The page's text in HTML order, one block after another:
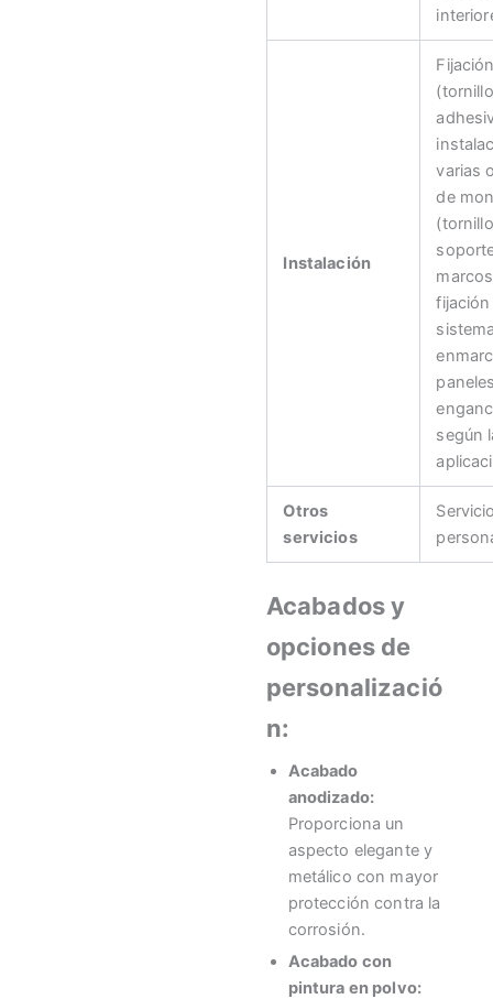
Instalación
varias
de
según
Otros
servicios
Acabados y
opciones de
personalizació
n:
Acabado
anodizado:
Proporciona un
aspecto elegante y
metálico con mayor
protección contra la
corrosión.
Acabado con
pintura en polvo: